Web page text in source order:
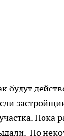
будут
Пока
По